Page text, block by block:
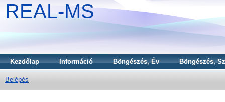
REAL-MS
Kezdőlap Információ Böngészés, Év Böngészés,
Belépés